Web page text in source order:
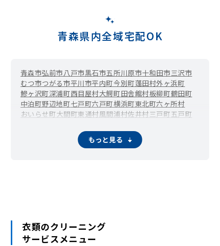
青森県内全域宅配OK
青森市弘前市 八戸市黒石市五所川原市十和田市三沢市
むつ市つがる市平川市平内町今別町蓬田村外ヶ浜町
鰺ヶ沢町深浦町西目屋村大鰐町田舎館村板柳町鶴田町
中泊町野辺地町七戸町六戸町横浜町東北町六ヶ所村
おいらせ町大間町東通村風間浦村佐井村三戸町五戸町
もっと見る
衣類のクリーニング
サービスメニュー